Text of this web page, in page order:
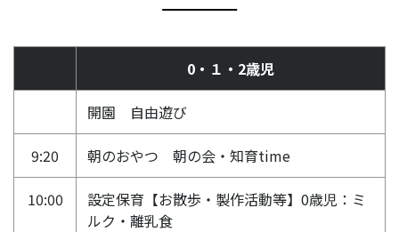
0・１・2歳児
開園 自由遊び
9:20 朝のおやつ 朝の会・知育time
10:00
設定保育【お散歩・製作活動等】0歳児：ミ
ルク・離乳食